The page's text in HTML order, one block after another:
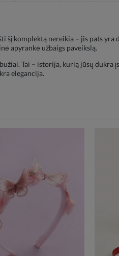
šį komplektą nereikia – jis pats
apyrankė užbaigs paveikslą.
Tai – istorija, kurią jūsų dukra
elegancija.